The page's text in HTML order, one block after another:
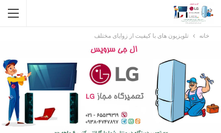
خانه تلویزیون های با کیفیت از زوایای مختلف